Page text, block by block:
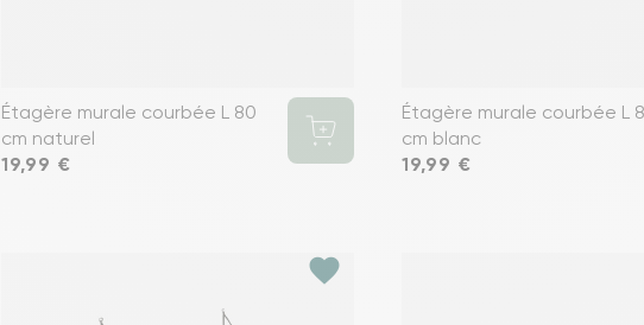
Étagère murale courbée L 80
cm naturel
Prix
19,99 €
Étagère murale courbée L
cm blanc
Prix
19,99 €
favorite